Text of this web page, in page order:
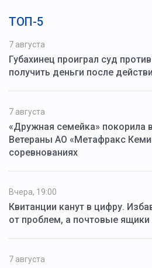
ТОП-5
7 августа
Губахинец проиграл суд
получить деньги после
7 августа
«Дружная семейка» покорила
Ветераны АО «Метафракс
соревнованиях
Вчера, 19:00
Квитанции канут в цифру.
от проблем, а почтовые ящики
7 августа